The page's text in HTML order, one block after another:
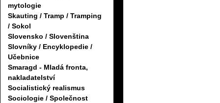
mytologie
Skauting / Tramp / Tramping
/ Sokol
Slovensko / Slovenština
Slovníky / Encyklopedie /
Učebnice
Smaragd - Mladá fronta,
nakladatelství
Socialistický realismus
Sociologie / Společnost